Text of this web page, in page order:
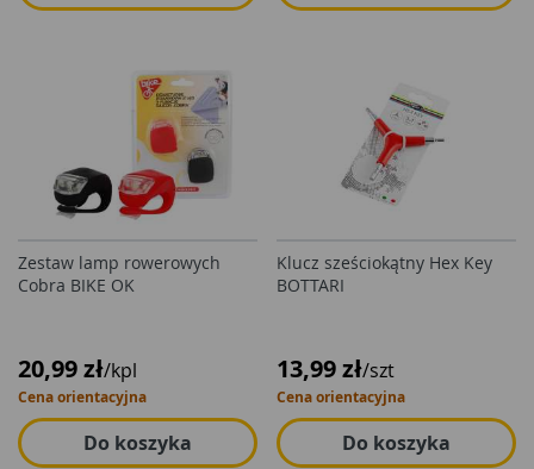
Zestaw lamp rowerowych
Cobra BIKE OK
20,99 zł/kpl
Cena orientacyjna
Do koszyka
Klucz sześciokątny Hex Key
BOTTARI
13,99 zł/szt
Cena orientacyjna
Do koszyka